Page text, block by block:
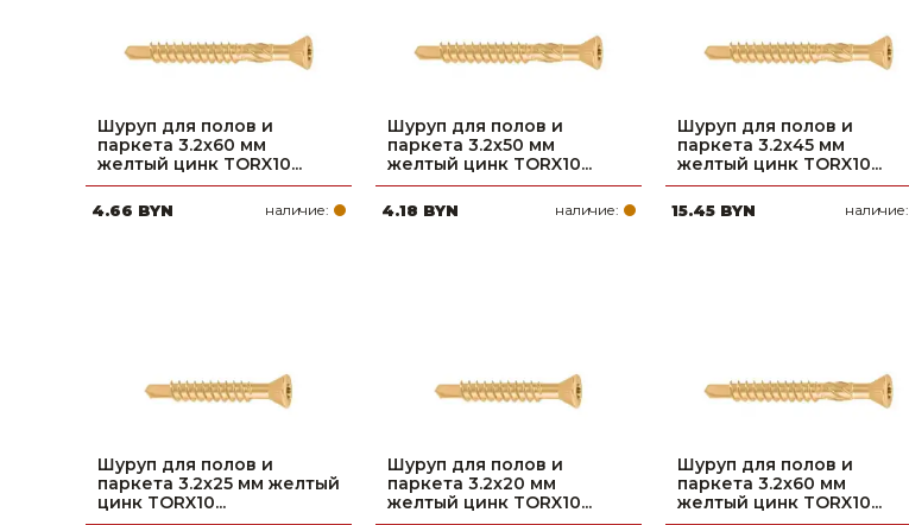
Автомобильные товары, инструменты
Шуруп для полов и
паркета 3.2х60 мм
желтый цинк TORX10...
4.66 BYN наличие:
Шуруп для полов и
паркета 3.2х50 мм
желтый цинк TORX10...
4.18 BYN наличие:
Шуруп для полов и
паркета 3.2х45 мм
желтый цинк TORX10...
15.45 BYN наличие:
Шуруп для полов и
паркета 3.2х25 мм желтый
цинк TORX10...
Шуруп для полов и
паркета 3.2х20 мм
желтый цинк TORX10...
Шуруп для полов и
паркета 3.2х60 мм
желтый цинк TORX10...